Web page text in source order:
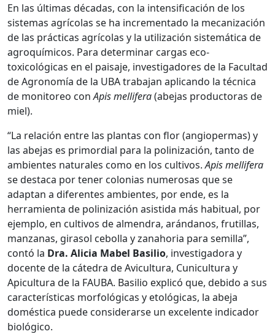
En las últimas décadas, con la intensificación de los
sistemas agrícolas se ha incrementado la mecanización
de las prácticas agrícolas y la utilización sistemática de
agroquímicos. Para determinar cargas eco-
toxicológicas en el paisaje, investigadores de la Facultad
de Agronomía de la UBA trabajan aplicando la técnica
de monitoreo conApis mellifera(abejas productoras de
miel).
“La relación entre las plantas con flor (angiopermas) y
las abejas es primordial para la polinización, tanto de
ambientes naturales como en los cultivos.Apis mellifera
se destaca por tener colonias numerosas que se
adaptan a diferentes ambientes, por ende, es la
herramienta de polinización asistida más habitual, por
ejemplo, en cultivos de almendra, arándanos, frutillas,
manzanas, girasol cebolla y zanahoria para semilla”,
contó la Dra. Alicia Mabel Basilio, investigadora y
docente de la cátedra de Avicultura, Cunicultura y
Apicultura de la FAUBA. Basilio explicó que, debido a sus
características morfológicas y etológicas, la abeja
doméstica puede considerarse un excelente indicador
biológico.